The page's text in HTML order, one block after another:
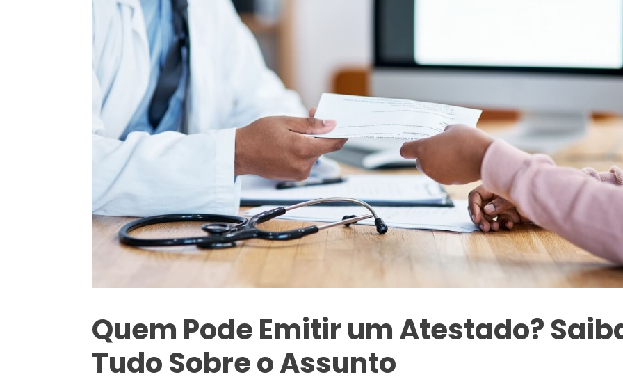
Quem Pode Emitir um Atestado?
Tudo Sobre o Assunto